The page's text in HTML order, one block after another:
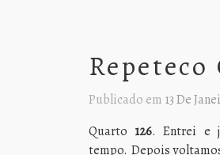
Publicado em 13 De
Quarto 126. Entrei e
tempo. Depois